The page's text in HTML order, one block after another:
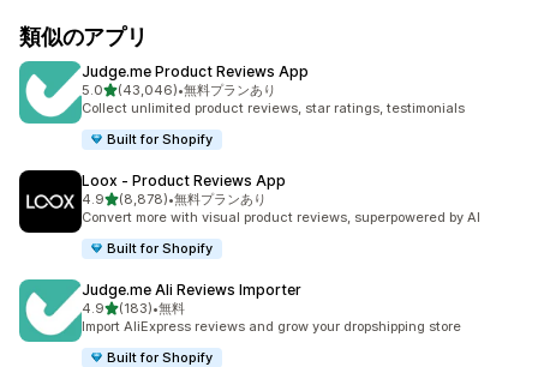
類似のアプリ
Judge.me Product Reviews App
5.05つ星中
(43,046)
合計レビュー数：43046件
•無料プランあり
Collect unlimited product reviews, star ratings, testimonials
Built for Shopify
Loox ‑ Product Reviews App
4.95つ星中
(8,878)
合計レビュー数：8878件
•無料プランあり
Convert more with visual product reviews, superpowered by AI
Built for Shopify
Judge.me Ali Reviews Importer
4.95つ星中
(183)
合計レビュー数：183件
•無料
Import AliExpress reviews and grow your dropshipping store
Built for Shopify